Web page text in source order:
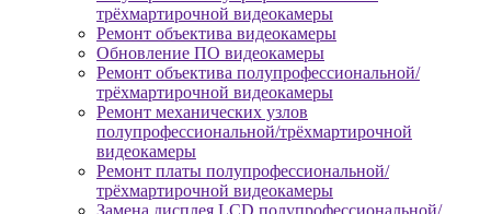
трёхмартирочной видеокамеры
Ремонт объектива видеокамеры
Обновление ПО видеокамеры
Ремонт объектива полупрофессиональной/
трёхмартирочной видеокамеры
Ремонт механических узлов
полупрофессиональной/трёхмартирочной
видеокамеры
Ремонт платы полупрофессиональной/
трёхмартирочной видеокамеры
Замена дисплея LCD полупрофессиональной/